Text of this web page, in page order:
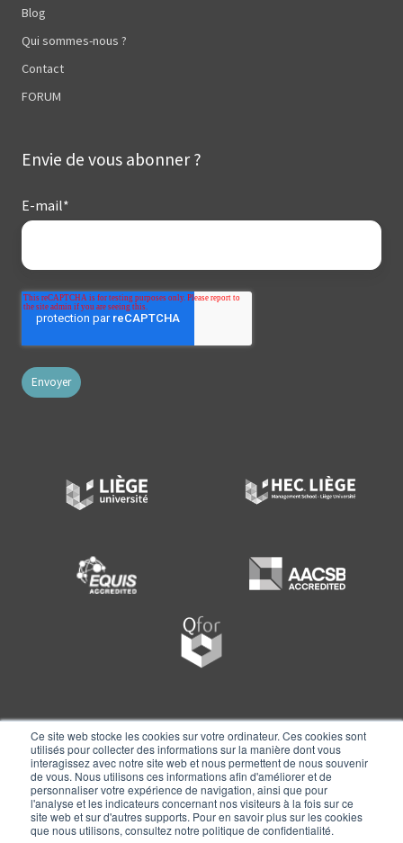
Ce site web stocke les cookies sur votre ordinateur. Ces cookies sont
utilisés pour collecter des informations sur la manière dont vous
interagissez avec notre site web et nous permettent de nous souvenir
de vous. Nous utilisons ces informations afin d'améliorer et de
personnaliser votre expérience de navigation, ainsi que pour
l'analyse et les indicateurs concernant nos visiteurs à la fois sur ce
site web et sur d'autres supports. Pour en savoir plus sur les cookies
que nous utilisons, consultez notre politique de confidentialité.
Blog
Qui sommes-nous ?
Contact
FORUM
Envie de vous abonner ?
E-mail*
Copyright © 2025HEC Liège Executive Education|
Conditions Générales de Vente des Formations Inter-